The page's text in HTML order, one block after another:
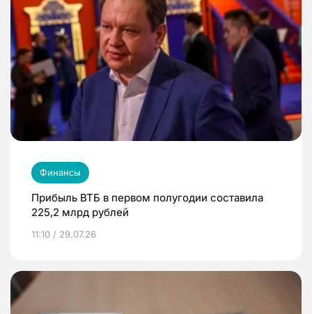
Финансы
Прибыль ВТБ в первом полугодии составила
225,2 млрд рублей
11:10 / 29.07.26